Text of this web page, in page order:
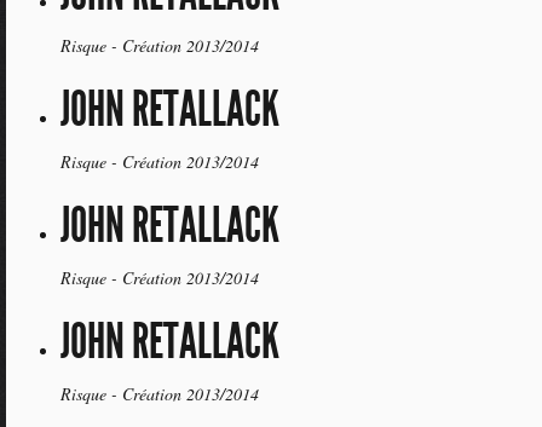
Risque - Création 2013/2014
JOHN RETALLACK
Risque - Création 2013/2014
JOHN RETALLACK
Risque - Création 2013/2014
JOHN RETALLACK
Risque - Création 2013/2014